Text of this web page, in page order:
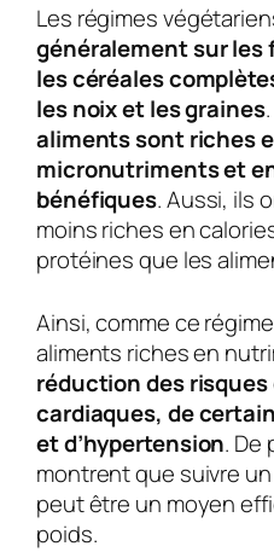
Les régimes
généralement sur les
les céréales
les noix et les graines
aliments sont riches
micronutriments et
bénéfiques. Aussi, ils
moins riches en
protéines que les
Ainsi, comme ce
aliments riches en
réduction des risques
cardiaques, de
et d’hypertension. De
montrent que suivre
peut être un moyen
poids.